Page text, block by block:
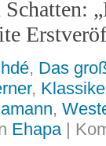
Schatten:
, Das
,
,
Ehapa|